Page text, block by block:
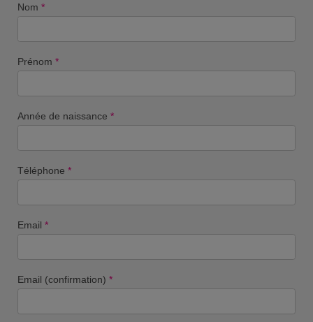
Nom *
Prénom *
Année de naissance *
Téléphone *
Email *
Email (confirmation) *